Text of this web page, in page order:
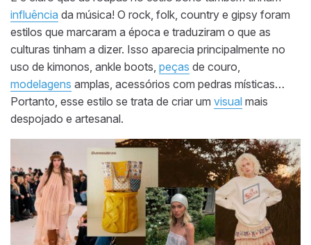
influência da música! O rock, folk, country e gipsy foram
estilos que marcaram a época e traduziram o que as
culturas tinham a dizer. Isso aparecia principalmente no
uso de kimonos, ankle boots, peças de couro,
modelagens amplas, acessórios com pedras místicas…
Portanto, esse estilo se trata de criar um visual mais
despojado e artesanal.